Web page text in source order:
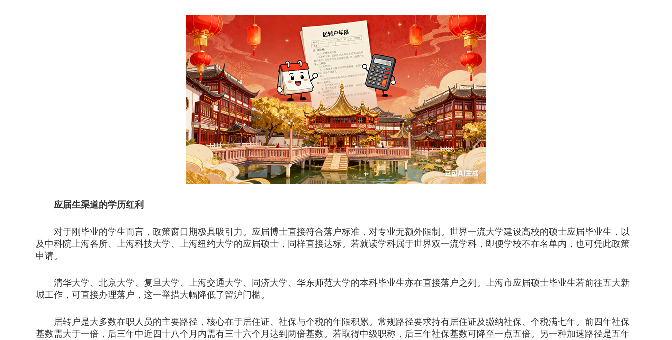
应届生渠道的学历红利
对于刚毕业的学生而言，政策窗口期极具吸引力。应届博士直接符合落户标准，对专业无额外限制。世界一流大学建设高校的硕士应届毕业生，以
及中科院上海各所、上海科技大学、上海纽约大学的应届硕士，同样直接达标。若就读学科属于世界双一流学科，即便学校不在名单内，也可凭此政策
申请。
清华大学、北京大学、复旦大学、上海交通大学、同济大学、华东师范大学的本科毕业生亦在直接落户之列。上海市应届硕士毕业生若前往五大新
城工作，可直接办理落户，这一举措大幅降低了留沪门槛。
居转户是大多数在职人员的主要路径，核心在于居住证、社保与个税的年限积累。常规路径要求持有居住证及缴纳社保、个税满七年。前四年社保
基数需大于一倍，后三年中近四十八个月内需有三十六个月达到两倍基数。若取得中级职称，后三年社保基数可降至一点五倍。另一种加速路径是五年